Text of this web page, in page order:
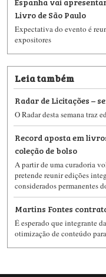
Livro de São Paulo
Expectativa do evento é
expositores
Leia também
Radar de Licitações –
O Radar desta semana traz
Record aposta em
coleção de bolso
A partir de uma curadoria
pretende reunir edições
considerados permanentes
Martins Fontes
É esperado que integrante
otimização de conteúdo